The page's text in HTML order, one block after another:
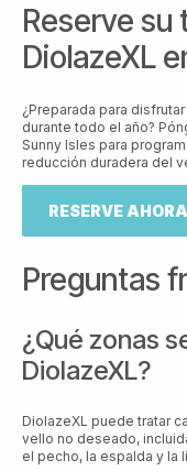
Reserve
DiolazeXL
¿Preparada para
durante todo el año?
Sunny Isles para
reducción duradera del
RESERVE AHORA
Preguntas
¿Qué zonas
DiolazeXL?
DiolazeXL puede tratar
vello no deseado,
el pecho, la espalda y la